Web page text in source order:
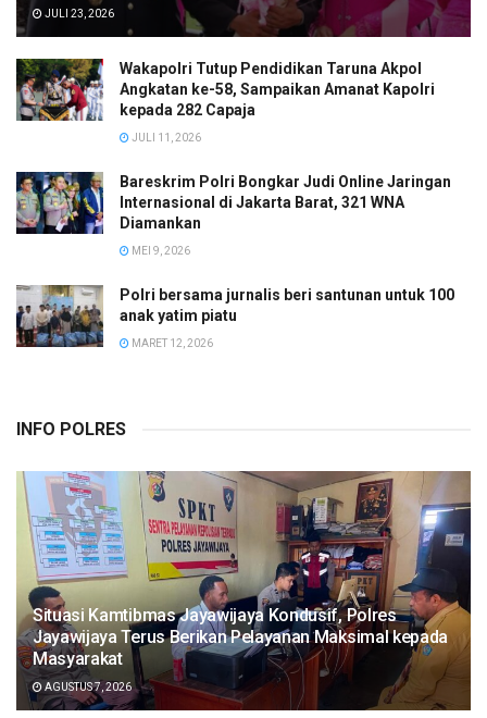
JULI 23, 2026
Wakapolri Tutup Pendidikan Taruna Akpol
Angkatan ke-58, Sampaikan Amanat Kapolri
kepada 282 Capaja
JULI 11, 2026
Bareskrim Polri Bongkar Judi Online Jaringan
Internasional di Jakarta Barat, 321 WNA
Diamankan
MEI 9, 2026
Polri bersama jurnalis beri santunan untuk 100
anak yatim piatu
MARET 12, 2026
INFO POLRES
Situasi Kamtibmas Jayawijaya Kondusif, Polres
Jayawijaya Terus Berikan Pelayanan Maksimal kepada
Masyarakat
AGUSTUS 7, 2026